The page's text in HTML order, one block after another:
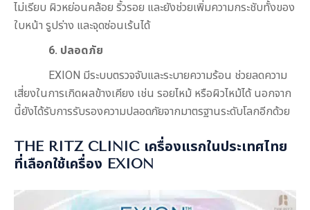
ไม่เรียบ ผิวหย่อนคล้อย ริ้วรอย และยังช่วยเพิ่มความกระชับทั้งของ
ใบหน้า รูปร่าง และจุดซ่อนเร้นได้
6. ปลอดภัย
EXION มีระบบตรวจจับและระบายความร้อน ช่วยลดความ
เสี่ยงในการเกิดผลข้างเคียง เช่น รอยไหม้ หรือผิวไหม้ได้ นอกจาก
นี้ยังได้รับการรับรองความปลอดภัยจากมาตรฐานระดับโลกอีกด้วย
THE RITZ CLINIC เครื่องแรกในประเทศไทย
ที่เลือกใช้เครื่อง EXION